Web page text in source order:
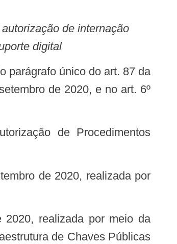
digital
de 2020, e no art. 6º
de Chaves Públicas